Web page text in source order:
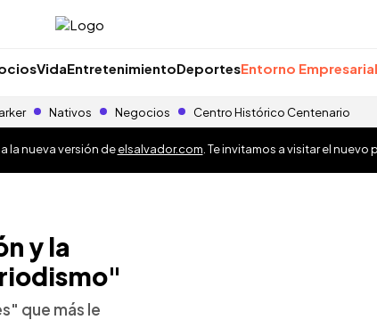
VidaEntretenimientoDeportesEntorno Empresarial
Nativos Negocios Centro Histórico Centenario
la nueva versión deelsalvador.com . Te invitamos a visitar el
y la
que más le